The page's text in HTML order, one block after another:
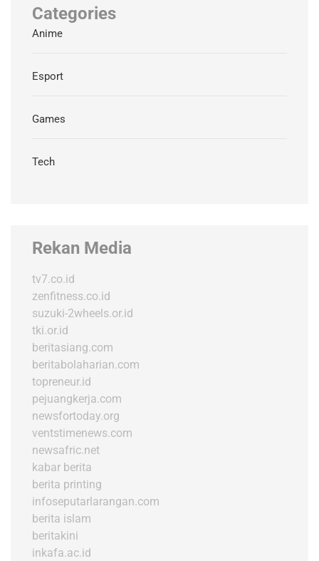
Categories
Anime
Esport
Games
Tech
Rekan Media
tv7.co.id
zenfitness.co.id
suzuki-2wheels.or.id
tki.or.id
beritasiang.com
beritabolaharian.com
topreneur.id
pejuangkerja.com
newsfortoday.org
ventstimenews.com
newsafric.net
kabar berita
berita printing
infoseputarlarangan.com
berita islam
beritakini
inkafa.ac.id